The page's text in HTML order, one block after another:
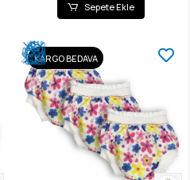
Sepete Ekle
KARGO BEDAVA